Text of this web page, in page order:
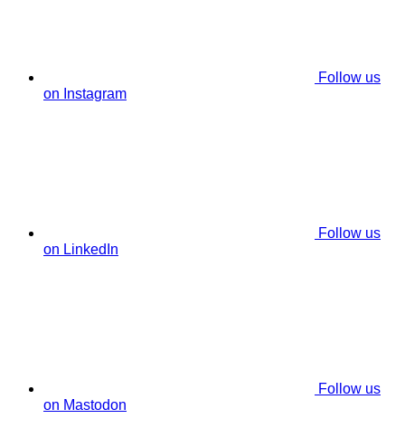
Follow us
on Instagram
Follow us
on LinkedIn
Follow us
on Mastodon